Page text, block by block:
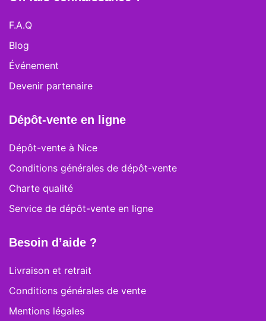
F.A.Q
Blog
Événement
Devenir partenaire
Dépôt-vente en ligne
Dépôt-vente à Nice
Conditions générales de dépôt-vente
Charte qualité
Service de dépôt-vente en ligne
Besoin d’aide ?
Livraison et retrait
Conditions générales de vente
Mentions légales